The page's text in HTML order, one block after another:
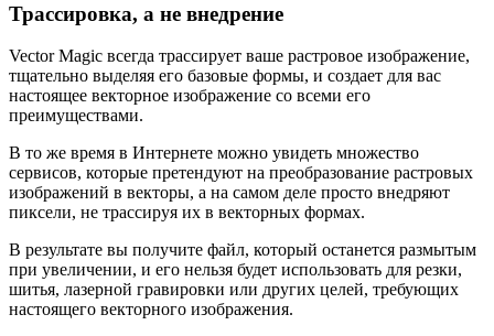
Трассировка, а не внедрение
Vector Magic всегда трассирует ваше растровое изображение,
тщательно выделяя его базовые формы, и создает для вас
настоящее векторное изображение со всеми его
преимуществами.
В то же время в Интернете можно увидеть множество
сервисов, которые претендуют на преобразование растровых
изображений в векторы, а на самом деле просто внедряют
пиксели, не трассируя их в векторных формах.
В результате вы получите файл, который останется размытым
при увеличении, и его нельзя будет использовать для резки,
шитья, лазерной гравировки или других целей, требующих
настоящего векторного изображения.